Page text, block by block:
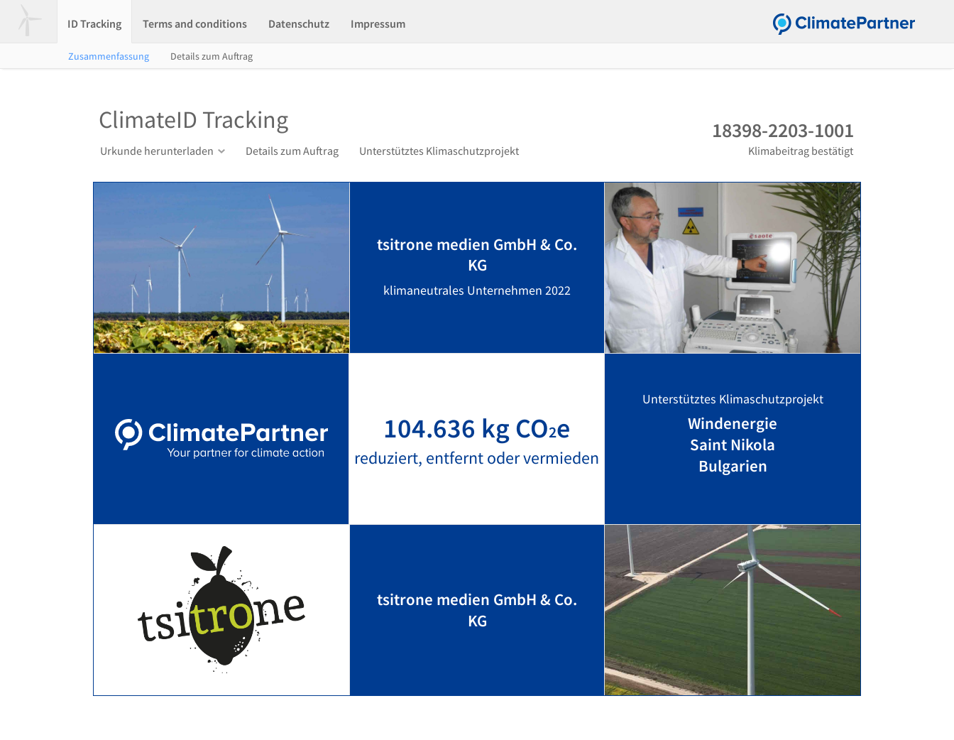
ID Tracking Terms and conditions Datenschutz Impressum
Zusammenfassung Details zum Auftrag
ClimateID Tracking
Urkunde herunterladen Details zum Auftrag Unterstütztes Klimaschutzprojekt
18398-2203-1001
Klimabeitrag bestätigt
tsitrone medien GmbH & Co.
KG
klimaneutrales Unternehmen 2022
104.636 kg CO2e
reduziert, entfernt oder vermieden
Unterstütztes Klimaschutzprojekt
Windenergie
Saint Nikola
Bulgarien
tsitrone medien GmbH & Co.
KG